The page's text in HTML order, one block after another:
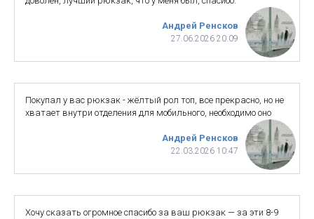
Андрей Ренсков
27.06.2026 20:09
Андрей Ренсков
22.03.2026 10:47
Покупал у вас рюкзак - жёлтый рол топ, все прекрасно, но не
хватает внутри отделения для мобильного, необходимо оно
Хочу сказать огромное спасибо за ваш рюкзак — за эти 8-9